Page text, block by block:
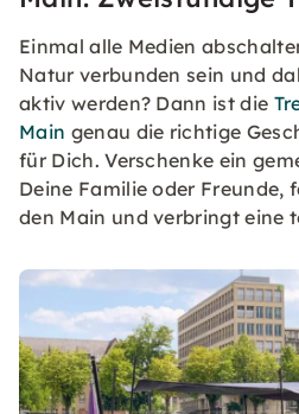
Einmal alle Medien
Natur verbunden sein und
aktiv werden? Dann ist die
Main genau die richtige
für Dich. Verschenke ein
Deine Familie oder Freunde,
den Main und verbringt eine